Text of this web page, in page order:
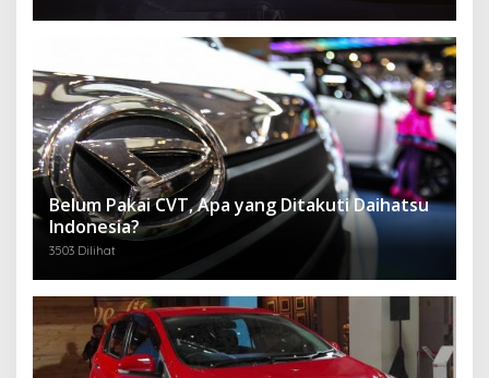
Belum Pakai CVT, Apa yang Ditakuti Daihatsu
Indonesia?
3503 Dilihat